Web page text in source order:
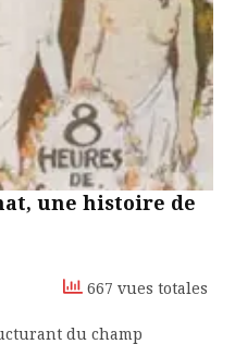
une histoire de
667 vues totales
du champ